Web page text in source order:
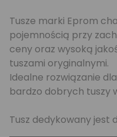
Tusze marki Eprom
pojemnością przy
ceny oraz wysoką
tuszami oryginalnymi.
Idealne rozwiązanie
bardzo dobrych tuszy
Tusz dedykowany jest